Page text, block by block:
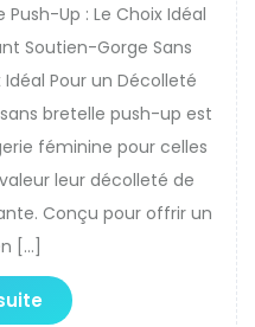
Up : Le Choix Idéal
Soutien-Gorge Sans
Idéal Pour un Décolleté
bretelle push-up est
féminine pour celles
leur décolleté de
Conçu pour offrir un
[…]